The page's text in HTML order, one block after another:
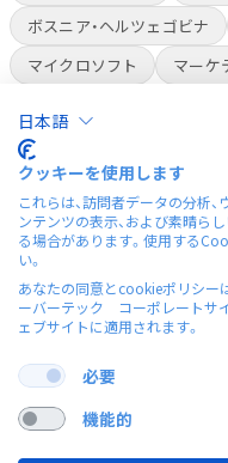
ボスニア・ヘルツェゴビナ
マイクロソフト
マーケ
人種差別
多言語チャットボット
有料会員
独自チップ
誤情報
食料品デリバリー
日本語
クッキーを使用します
これらは、訪問者データの分析
ンテンツの表示、および素晴ら
る場合があります。使用する
い。
あなたの同意とcookieポリシー
ーバーテック コーポレートサ
ェブサイトに適用されます。
必要
機能的